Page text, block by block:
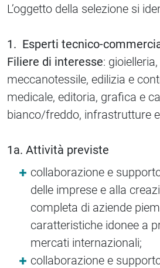
L’oggetto della selezione si
1. Esperti tecnico-
Filiere di interesse:
meccanotessile, edilizia e
medicale, editoria, grafica e
bianco/freddo, infrastrutture
1a. Attività previste
collaborazione e
delle imprese e alla
completa di aziende
caratteristiche idonee a
mercati internazionali;
collaborazione e